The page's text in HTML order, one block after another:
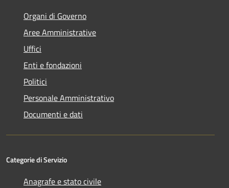
Organi di Governo
Aree Amministrative
Uffici
Enti e fondazioni
Politici
Personale Amministrativo
Documenti e dati
Categorie di Servizio
Anagrafe e stato civile